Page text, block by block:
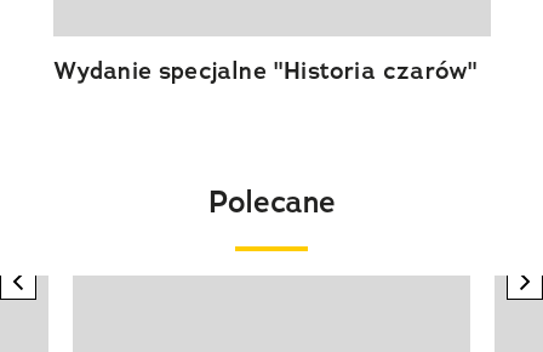
Wydanie specjalne "Historia czarów"
Polecane
previous element